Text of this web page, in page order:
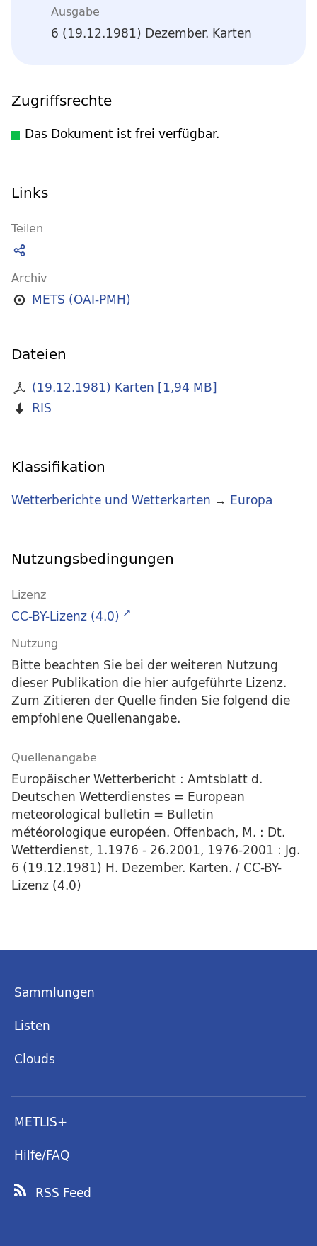
Ausgabe
6 (19.12.1981) Dezember. Karten
Zugriffsrechte
Das Dokument ist frei verfügbar.
Links
Teilen
Archiv
METS (OAI-PMH)
Dateien
(19.12.1981) Karten [1,94 MB]
RIS
Klassifikation
Wetterberichte und Wetterkarten → Europa
Nutzungsbedingungen
Lizenz
CC-BY-Lizenz (4.0)
Nutzung
Bitte beachten Sie bei der weiteren Nutzung
dieser Publikation die hier aufgeführte Lizenz.
Zum Zitieren der Quelle finden Sie folgend die
empfohlene Quellenangabe.
Quellenangabe
Europäischer Wetterbericht : Amtsblatt d.
Deutschen Wetterdienstes = European
meteorological bulletin = Bulletin
météorologique européen. Offenbach, M. : Dt.
Wetterdienst, 1.1976 - 26.2001, 1976-2001 : Jg.
6 (19.12.1981) H. Dezember. Karten. / CC-BY-
Lizenz (4.0)
Sammlungen
Listen
Clouds
METLIS+
Hilfe/FAQ
RSS Feed